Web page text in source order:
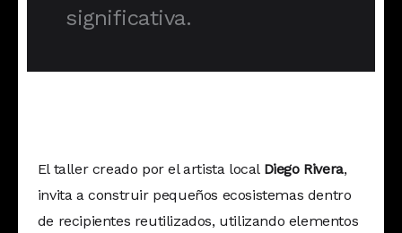
significativa.
El taller creado por el artista local Diego Rivera,
invita a construir pequeños ecosistemas dentro
de recipientes reutilizados, utilizando elementos